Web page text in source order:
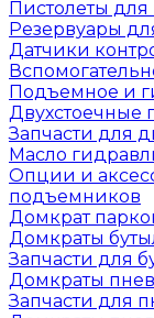
Пистолеты
Резервуары
Датчики
Подъемное и
Двухстоечные
Запчасти для
Масло
Опции и
подъемников
Домкрат
Домкраты
Запчасти для
Домкраты
Запчасти для